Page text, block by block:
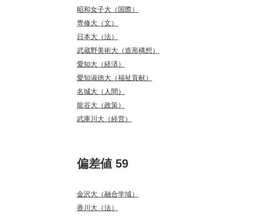
昭和女子大（国際）
専修大（文）
日本大（法）
武蔵野美術大（造形構想）
愛知大（経済）
愛知淑徳大（福祉貢献）
名城大（人間）
龍谷大（政策）
武庫川大（経営）
偏差値 59
金沢大（融合学域）
香川大（法）